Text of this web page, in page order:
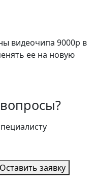
видеочипа 9000р в
ее на новую
Оставить заявку